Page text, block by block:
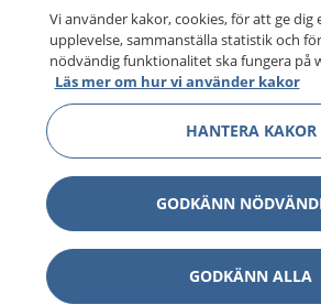
Vi använder kakor, cookies, för att ge
upplevelse, sammanställa statistik och
nödvändig funktionalitet ska fungera på
Läs mer om hur vi använder kakor
HANTERA KAKOR
GODKÄNN
GODKÄNN ALLA